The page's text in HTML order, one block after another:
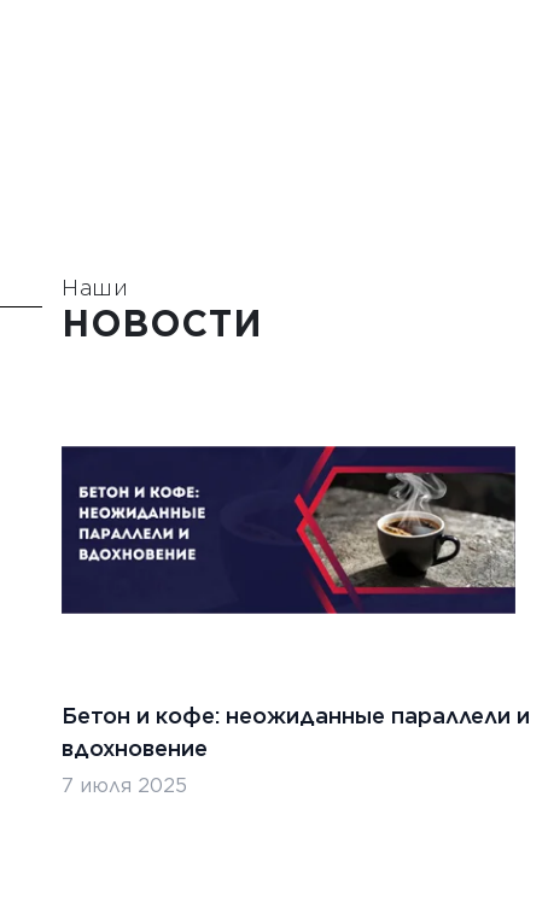
Наши
НОВОСТИ
Бетон и кофе: неожиданные параллели и
вдохновение
7 июля 2025